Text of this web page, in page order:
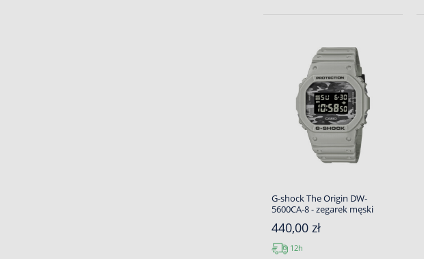
G-shock The Origin DW-
5600CA-8 - zegarek męski
440,00 zł
12h